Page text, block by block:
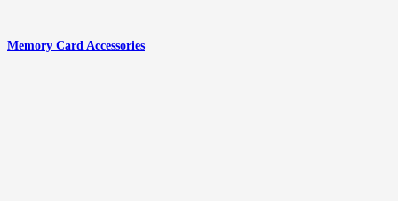
Memory Card Accessories